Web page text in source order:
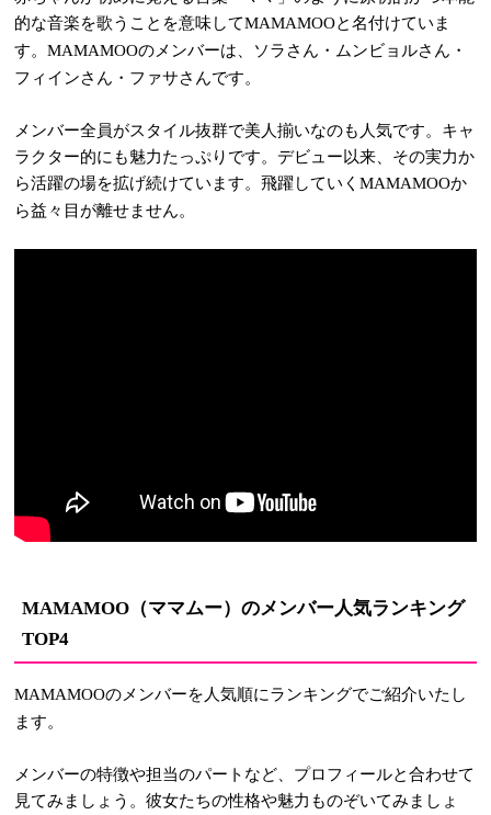
的な音楽を歌うことを意味してMAMAMOOと名付けていま
す。 MAMAMOOのメンバーは、ソラさん・ムンビョルさん・
フィインさん・ファサさんです。
メンバー全員がスタイル抜群で美人揃いなのも人気です。キャ
ラクター的にも魅力たっぷりです。デビュー以来、その実力か
ら活躍の場を拡げ続けています。飛躍していく MAMAMOOか
ら益々目が離せません。
MAMAMOO （ママムー）のメンバー人気ランキング
TOP4
MAMAMOOのメンバーを人気順にランキングでご紹介いたし
ます。
メンバーの特徴や担当のパートなど、プロフィールと合わせて
見てみましょう。彼女たちの性格や魅力ものぞいてみましょ